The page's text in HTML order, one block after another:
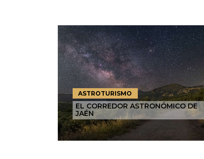
ASTROTURISMO
EL CORREDOR ASTRONÓMICO DE
JAÉN